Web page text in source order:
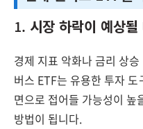
1. 시장 하락이 예상될
경제 지표 악화나 금리 상
버스 ETF는 유용한 투자
면으로 접어들 가능성이 높
방법이 됩니다.